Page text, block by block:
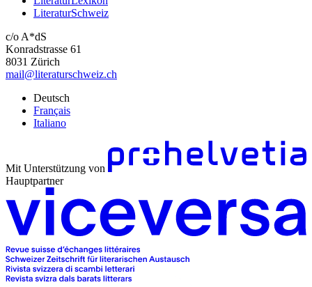
LiteraturSchweiz
c/o A*dS
Konradstrasse 61
8031 Zürich
mail@literaturschweiz.ch
Deutsch
Français
Italiano
Mit Unterstützung von
Hauptpartner